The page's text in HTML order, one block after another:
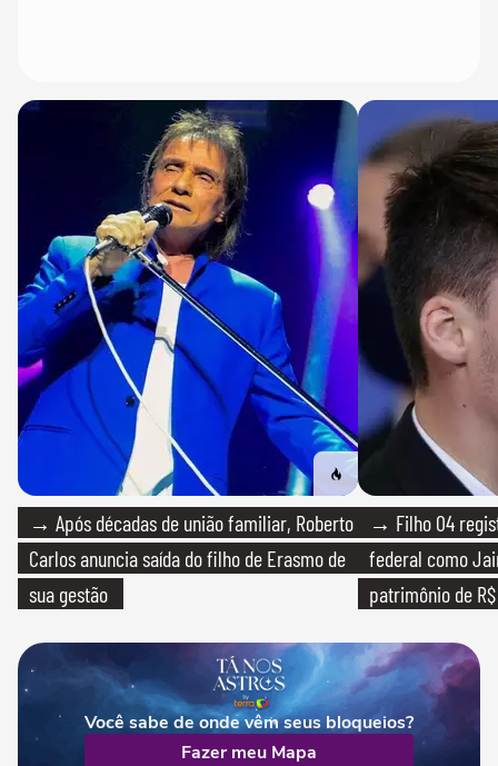
→ Após décadas de união familiar, Roberto
Carlos anuncia saída do filho de Erasmo de
sua gestão
→ Filho 04
federal como
patrimônio de
Você sabe de onde vêm seus bloqueios?
Fazer meu Mapa